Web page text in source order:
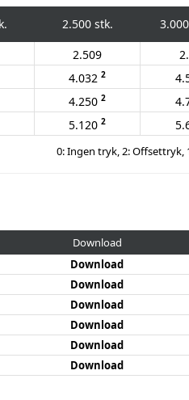
2.500 stk.
2.509
4.032 2
4.250 2
5.120 2
0: Ingen tryk, 2: Offsettryk,
Download
Download
Download
Download
Download
Download
Download